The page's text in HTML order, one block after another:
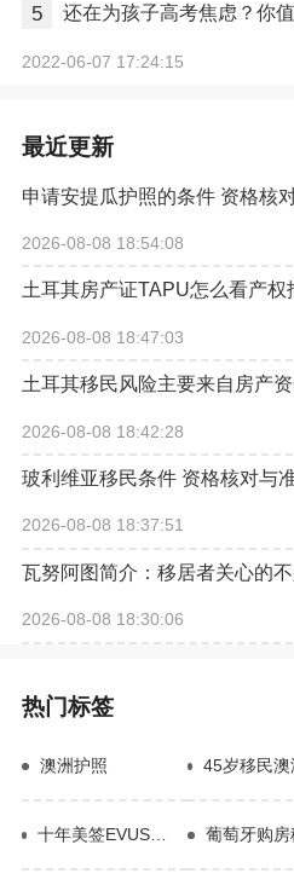
5 还在为孩子高考焦虑？你
2022-06-07 17:24:15
最近更新
申请安提瓜护照的条件 资格核
2026-08-08 18:54:08
土耳其房产证TAPU怎么看产权
2026-08-08 18:47:03
土耳其移民风险主要来自房产
2026-08-08 18:42:28
玻利维亚移民条件 资格核对与
2026-08-08 18:37:51
瓦努阿图简介：移居者关心的
2026-08-08 18:30:06
热门标签
澳洲护照
十年美签EVUS登记失效